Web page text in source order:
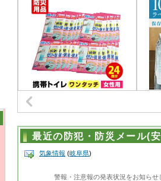
最近の防犯・防災メール(
気象情報 (岐阜県)
警報・注意報の発表状況をお知ら